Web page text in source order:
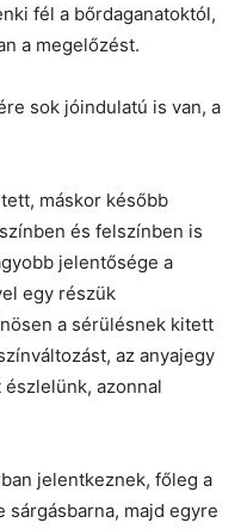
fél a bőrdaganatoktól,
a megelőzést.
sok jóindulatú is van, a
máskor később
és felszínben is
jelentősége a
egy részük
a sérülésnek kitett
az anyajegy
azonnal
jelentkeznek, főleg a
sárgásbarna, majd egyre